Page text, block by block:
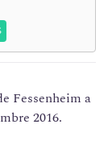
Fessenheim a
2016.